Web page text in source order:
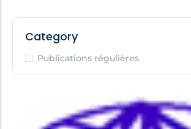
Category
Publications régulières